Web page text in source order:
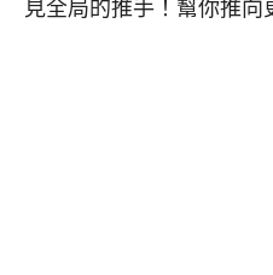
見全局的推手！幫你推向